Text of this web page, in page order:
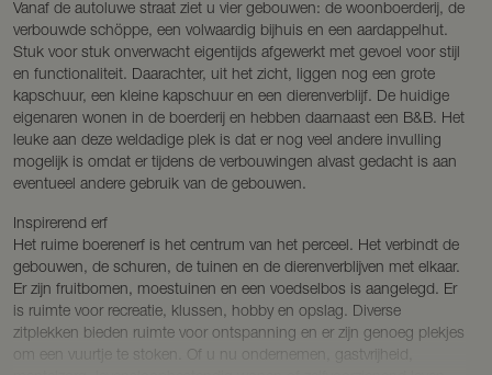
Vanaf de autoluwe straat ziet u vier gebouwen: de woonboerderij, de
verbouwde schöppe, een volwaardig bijhuis en een aardappelhut.
Stuk voor stuk onverwacht eigentijds afgewerkt met gevoel voor stijl
en functionaliteit. Daarachter, uit het zicht, liggen nog een grote
kapschuur, een kleine kapschuur en een dierenverblijf. De huidige
eigenaren wonen in de boerderij en hebben daarnaast een B&B. Het
leuke aan deze weldadige plek is dat er nog veel andere invulling
mogelijk is omdat er tijdens de verbouwingen alvast gedacht is aan
eventueel andere gebruik van de gebouwen.
Inspirerend erf
Het ruime boerenerf is het centrum van het perceel. Het verbindt de
gebouwen, de schuren, de tuinen en de dierenverblijven met elkaar.
Er zijn fruitbomen, moestuinen en een voedselbos is aangelegd. Er
is ruimte voor recreatie, klussen, hobby en opslag. Diverse
zitplekken bieden ruimte voor ontspanning en er zijn genoeg plekjes
om een vuurtje te stoken. Of u nu ondernemen, gastvrijheid,